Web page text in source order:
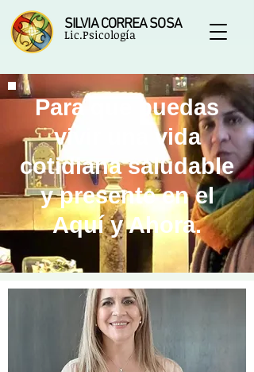
SILVIA CORREA SOSA
Lic.Psicología
Para que puedas
vivir una vida
cotidiana saludable
y presente en el
Aquí y Ahora.